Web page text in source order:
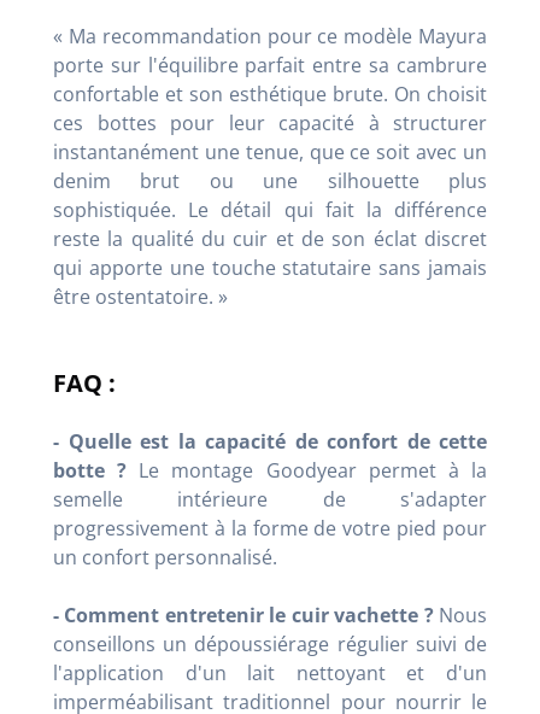
« Ma recommandation pour ce modèle Mayura
porte sur l'équilibre parfait entre sa cambrure
confortable et son esthétique brute. On choisit
ces bottes pour leur capacité à structurer
instantanément une tenue, que ce soit avec un
denim brut ou une silhouette plus
sophistiquée. Le détail qui fait la différence
reste la qualité du cuir et de son éclat discret
qui apporte une touche statutaire sans jamais
être ostentatoire. »
FAQ :
- Quelle est la capacité de confort de cette
botte ? Le montage Goodyear permet à la
semelle intérieure de s'adapter
progressivement à la forme de votre pied pour
un confort personnalisé.
- Comment entretenir le cuir vachette ?Nous
conseillons un dépoussiérage régulier suivi de
l'application d'un lait nettoyant et d'un
imperméabilisant traditionnel pour nourrir le